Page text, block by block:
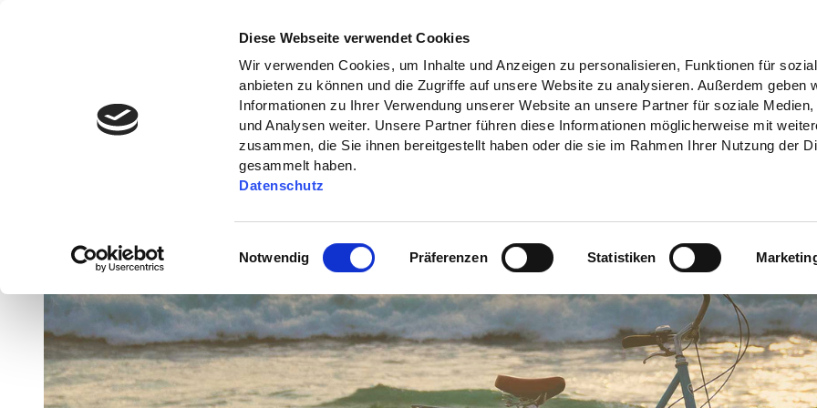
Diese Webseite verwendet Cookies
Wir verwenden Cookies, um Inhalte und Anzeigen zu personalisieren, Funktionen für
anbieten zu können und die Zugriffe auf unsere Website zu analysieren. Außerdem geben
Informationen zu Ihrer Verwendung unserer Website an unsere Partner für soziale Medien,
und Analysen weiter. Unsere Partner führen diese Informationen möglicherweise mit
zusammen, die Sie ihnen bereitgestellt haben oder die sie im Rahmen Ihrer Nutzung der
gesammelt haben.
Datenschutz
i
w
i
l
i
Notwendig Präferenzen Statistiken